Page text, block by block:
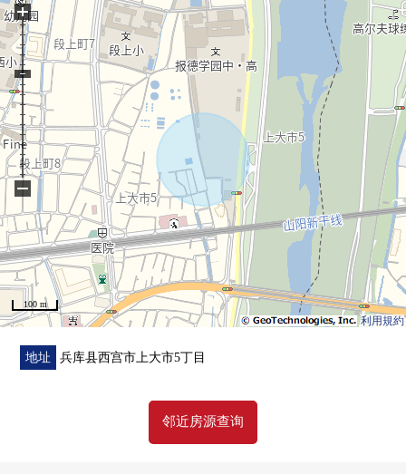
・对南、西的2面设置阳台
・1楼厕所是来自储藏室、礼堂的2WAY
利用規約
100 m
+
−
地址 兵库县西宫市上大市5丁目
邻近房源查询